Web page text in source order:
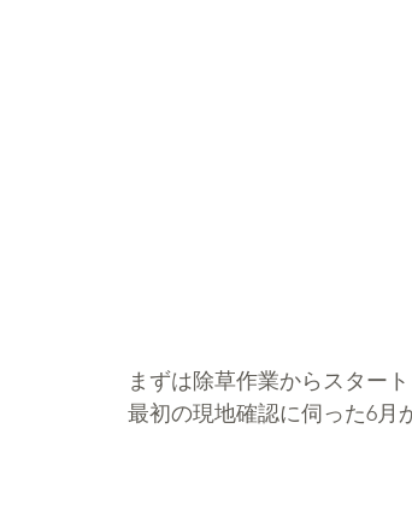
まずは除草作業からスタート
最初の現地確認に伺った6月